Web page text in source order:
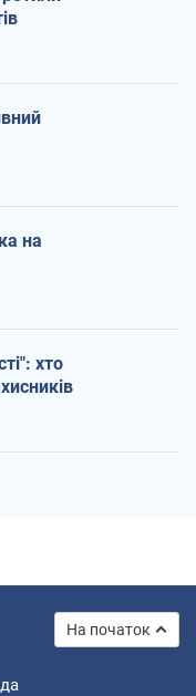
на
хто
На початок